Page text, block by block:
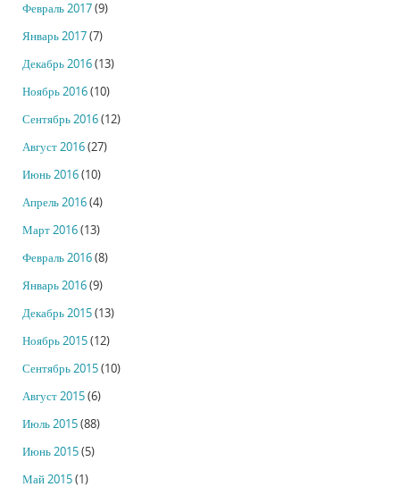
Февраль 2017(9)
Январь 2017(7)
Декабрь 2016(13)
Ноябрь 2016(10)
Сентябрь 2016(12)
Август 2016(27)
Июнь 2016(10)
Апрель 2016(4)
Март 2016(13)
Февраль 2016(8)
Январь 2016(9)
Декабрь 2015(13)
Ноябрь 2015(12)
Сентябрь 2015(10)
Август 2015(6)
Июль 2015(88)
Июнь 2015(5)
Май 2015(1)